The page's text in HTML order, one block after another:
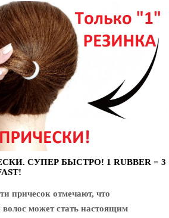
СУПЕР БЫСТРО! 1 RUBBER = 3
причесок отмечают, что
может стать настоящим